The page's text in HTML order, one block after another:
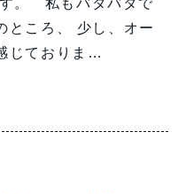
。 私もバタバタで
ところ、 少し、オー
じておりま…